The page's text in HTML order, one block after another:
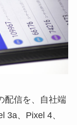
配信を、自社端
3a、Pixel 4、